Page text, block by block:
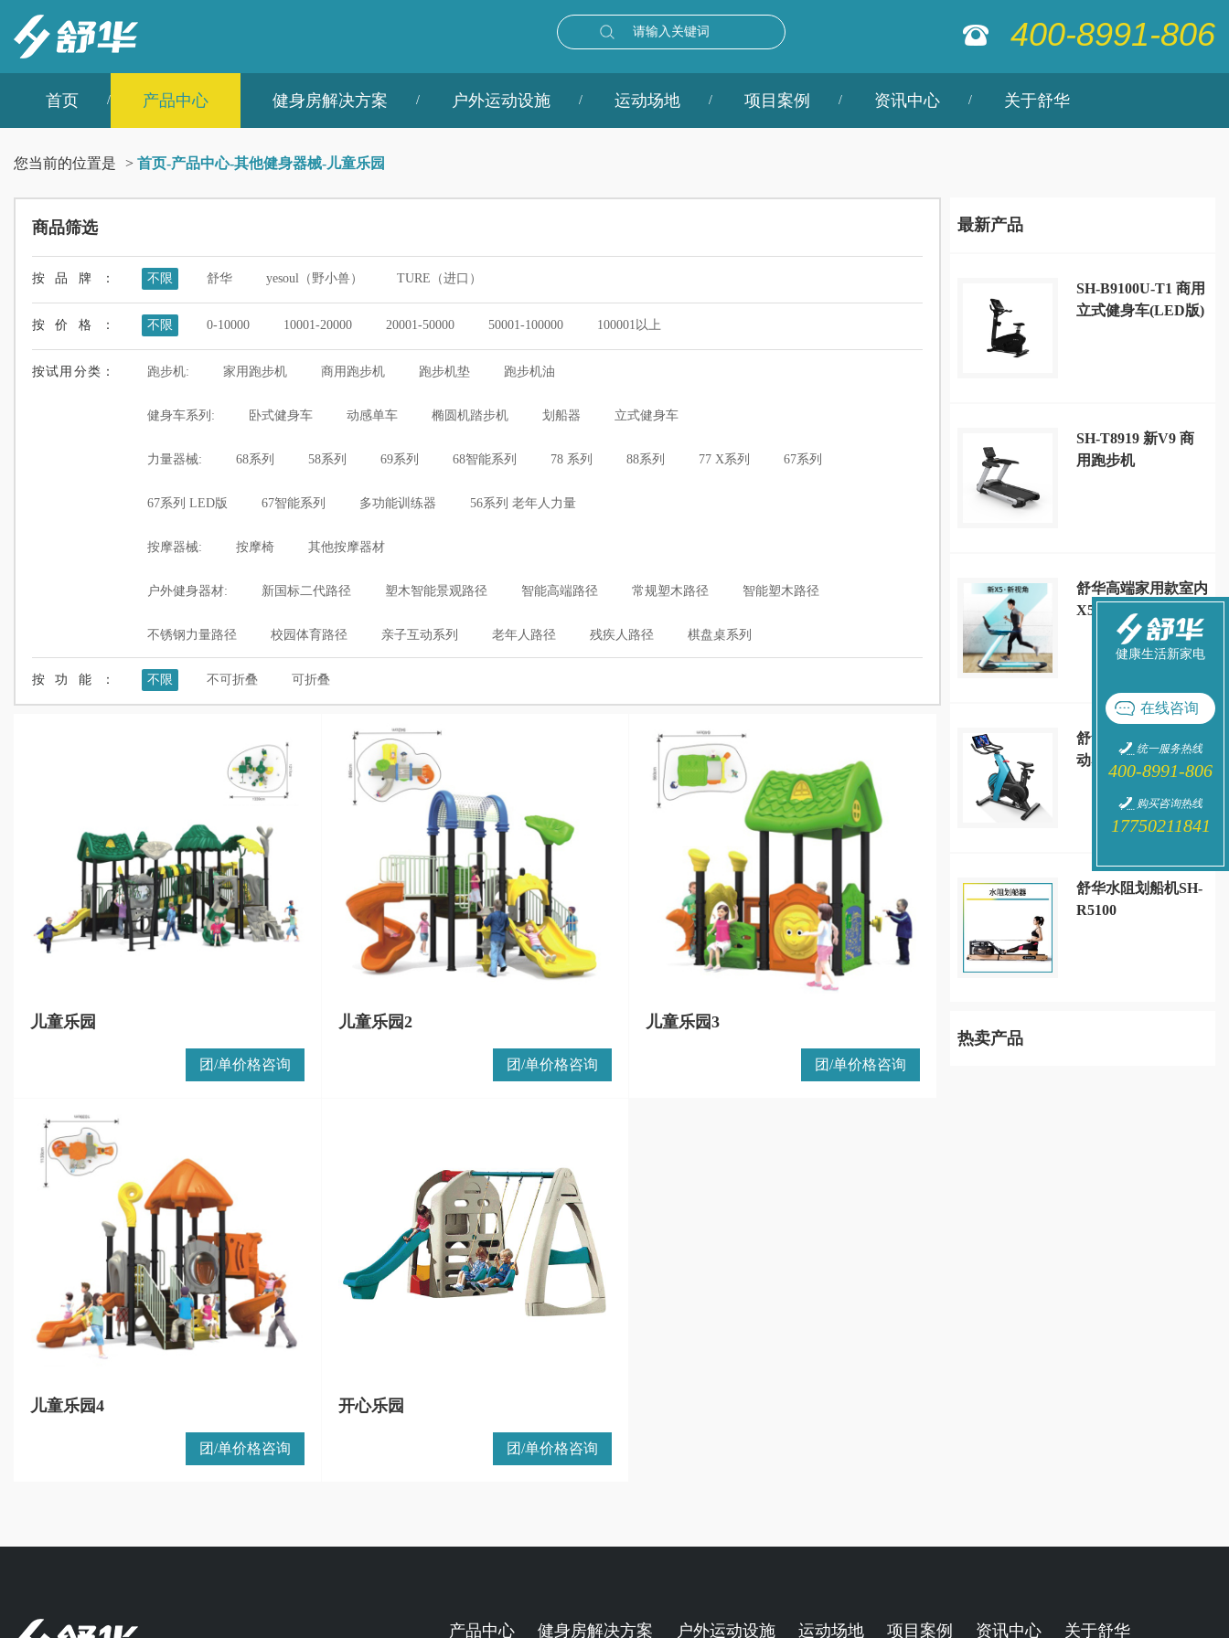
400-8991-806
请输入关键词
首页 产品中心 健身房解决方案 户外运动设施 运动场地 项目案例 资讯中心 关于舒华
您当前的位置是 > 首页-产品中心-其他健身器械-儿童乐园
商品筛选
按品牌： 不限 舒华 yesoul（野小兽） TURE（进口）
按价格： 不限 0-10000 10001-20000 20001-50000 50001-100000 100001以上
按试用分类： 跑步机: 家用跑步机 商用跑步机 跑步机垫 跑步机油
健身车系列: 卧式健身车 动感单车 椭圆机踏步机 划船器 立式健身车
力量器械: 68系列 58系列 69系列 68智能系列 78 系列 88系列 77 X系列 67系列
67系列 LED版 67智能系列 多功能训练器 56系列 老年人力量
按摩器械: 按摩椅 其他按摩器材
户外健身器材: 新国标二代路径 塑木智能景观路径 智能高端路径 常规塑木路径 智能塑木路径
不锈钢力量路径 校园体育路径 亲子互动系列 老年人路径 残疾人路径 棋盘桌系列
按功能： 不限 不可折叠 可折叠
儿童乐园
团/单价格咨询
儿童乐园2
团/单价格咨询
儿童乐园3
团/单价格咨询
儿童乐园4
团/单价格咨询
开心乐园
团/单价格咨询
最新产品
SH-B9100U-T1 商用
立式健身车(LED版)
SH-T8919 新V9 商
用跑步机
舒华高端家用款室内
X5大型跑步机静音
减震多功能健身房
SH-T6500
舒华家用A5-S智能
动感单车运动健身器
材 SH-B599
舒华水阻划船机SH-
R5100
热卖产品
产品中心 健身房解决方案 户外运动设施 运动场地 项目案例 资讯中心 关于舒华
健康生活新家电
在线咨询
统一服务热线
400-8991-806
购买咨询热线
17750211841